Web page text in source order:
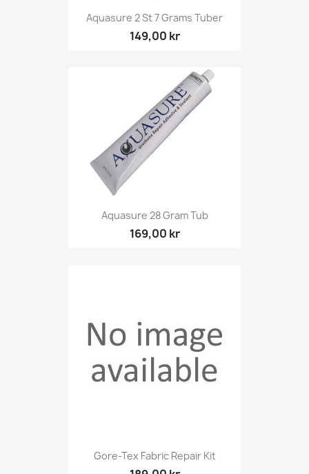
Aquasure 2 St 7 Grams Tuber
149,00 kr
Aquasure 28 Gram Tub
169,00 kr
Gore-Tex Fabric Repair Kit